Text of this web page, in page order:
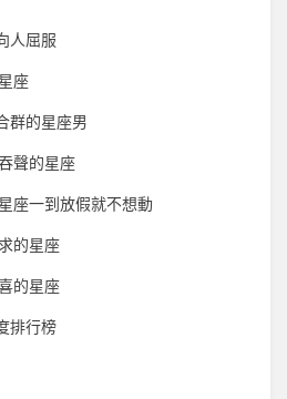
人屈服
座
群的星座男
聲的星座
座一到放假就不想動
的星座
的星座
排行榜